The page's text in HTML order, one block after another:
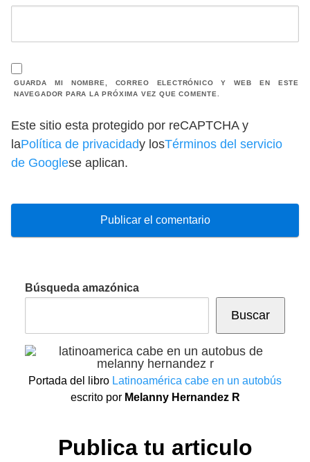
GUARDA MI NOMBRE, CORREO ELECTRÓNICO Y WEB EN ESTE
NAVEGADOR PARA LA PRÓXIMA VEZ QUE COMENTE.
Este sitio esta protegido por reCAPTCHA y
laPolítica de privacidady losTérminos del servicio
de Googlese aplican.
Búsqueda amazónica
Buscar
Portada del libro Latinoamérica cabe en un autobús
escrito por Melanny Hernandez R
Publica tu articulo